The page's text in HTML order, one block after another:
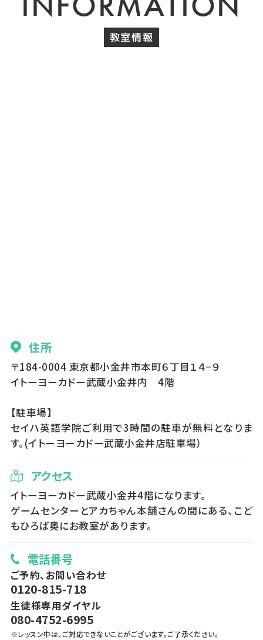
教室情報
住所
〒184-0004 東京都小金井市本町６丁目１４−９
イトーヨーカドー武蔵小金井内 4階
【駐車場】
セイハ英語学院ご利用で3時間の駐車が無料となりま
す。(イトーヨーカドー武蔵小金井店駐車場）
アクセス
イトーヨーカドー武蔵小金井4階になります。
ゲームセンターとアカちゃん本舗さんの間にある、こど
もひろば奥にお教室があります。
電話番号
ご予約、お問い合わせ
0120-815-718
生徒様専用ダイヤル
080-4752-6995
※レッスン中は、ご対応できないことがございます。ご了承ください。